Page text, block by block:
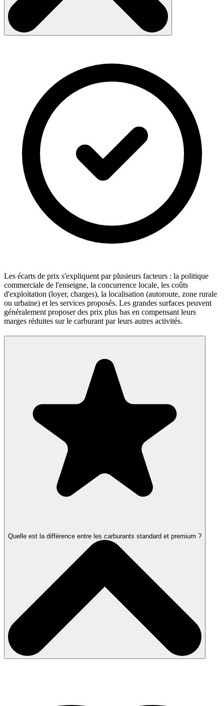
Les écarts de prix s'expliquent par plusieurs facteurs : la politique
commerciale de l'enseigne, la concurrence locale, les coûts
d'exploitation (loyer, charges), la localisation (autoroute, zone rurale
ou urbaine) et les services proposés. Les grandes surfaces peuvent
généralement proposer des prix plus bas en compensant leurs
marges réduites sur le carburant par leurs autres activités.
Quelle est la différence entre les carburants standard et premium ?